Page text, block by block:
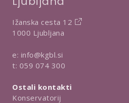
Ižanska cesta 12
1000 Ljubljana
e: info@kgbl.si
t: 059 074 300
Ostali kontakti
Konservatorij